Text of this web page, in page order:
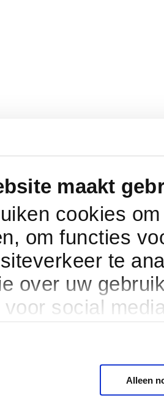
maakt
cookies
om functies
te
over uw
voor social
Alleen